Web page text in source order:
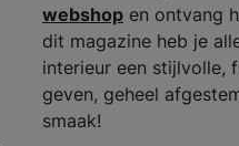
webshopen ontvang
dit magazine heb je
interieur een stijlvolle,
geven, geheel
smaak!